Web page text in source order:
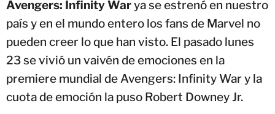
Avengers: Infinity Warya se estrenó en nuestro
país y en el mundo entero los fans de Marvel no
pueden creer lo que han visto. El pasado lunes
23 se vivió un vaivén de emociones en la
premiere mundial de Avengers: Infinity War y la
cuota de emoción la puso Robert Downey Jr.